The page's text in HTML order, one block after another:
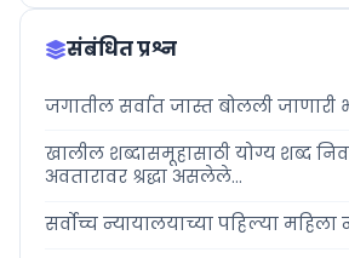
संबंधित प्रश्न
जगातील सर्वात जास्त बोलली जाणारी
खालील शब्दासमूहासाठी योग्य शब्द
अवतारावर श्रद्धा असलेले...
सर्वोच्च न्यायालयाच्या पहिल्या महिला